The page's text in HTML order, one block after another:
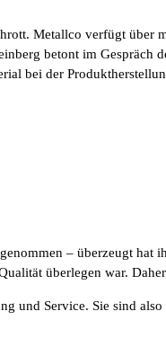
Metallco verfügt über
betont im
bei der
– überzeugt
überlegen war.
und Service. Sie sind